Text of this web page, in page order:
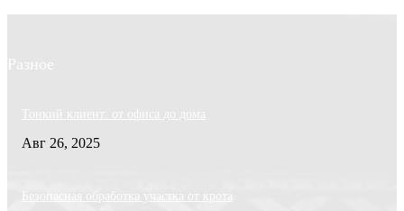
Разное
Тонкий клиент: от офиса до дома
Авг 26, 2025
Безопасная обработка участка от крота